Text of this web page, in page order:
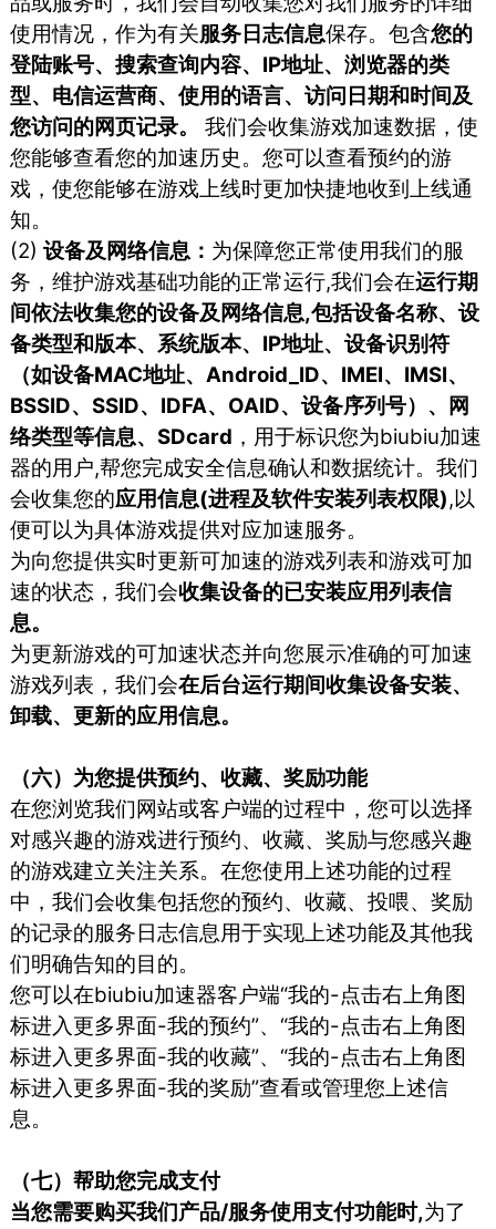
使⽤情况，作为有关服务⽇志信息保存。包含您的
登陆账号、搜索查询内容、IP地址、浏览器的类
型、电信运营商、使⽤的语⾔、访问⽇期和时间及
您访问的⽹⻚记录。
我们会收集游戏加速数据，使
您能够查看您的加速历史。您可以查看预约的游
戏，使您能够在游戏上线时更加快捷地收到上线通
知。
(2)设备及网络信息： 为保障您正常使用我们的服
务，维护游戏基础功能的正常运行,我们会在运行期
间依法收集您的设备及网络信息,包括设备名称、设
备类型和版本、系统版本、IP地址、设备识别符
（如设备MAC地址、Android_ID、IMEI、IMSI、
BSSID、SSID、IDFA、OAID、设备序列号）、网
络类型等信息、SDcard ，用于标识您为biubiu加速
器的用户,帮您完成安全信息确认和数据统计。我们
会收集您的应用信息(进程及软件安装列表权限),以
便可以为具体游戏提供对应加速服务。
为向您提供实时更新可加速的游戏列表和游戏可加
速的状态，我们会收集设备的已安装应用列表信
息。
为更新游戏的可加速状态并向您展示准确的可加速
游戏列表，我们会在后台运行期间收集设备安装、
卸载、更新的应用信息。
（六）为您提供预约、收藏、奖励功能
在您浏览我们网站或客户端的过程中，您可以选择
对感兴趣的游戏进行预约、收藏、奖励与您感兴趣
的游戏建立关注关系。在您使用上述功能的过程
中，我们会收集包括您的预约、收藏、投喂、奖励
的记录的服务日志信息用于实现上述功能及其他我
们明确告知的目的。
您可以在biubiu加速器客户端“我的-点击右上角图
标进入更多界面-我的预约”、“我的-点击右上角图
标进入更多界面-我的收藏”、“我的-点击右上角图
标进入更多界面-我的奖励”查看或管理您上述信
息。
（七）帮助您完成支付
当您需要购买我们产品/服务使用支付功能时,为了